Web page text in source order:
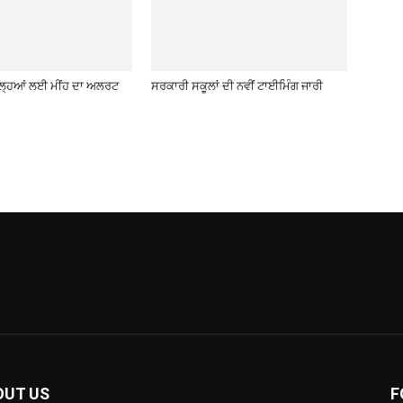
ਲਈ ਮੀਂਹ ਦਾ ਅਲਰਟ ਸਰਕਾਰੀ ਸਕੂਲਾਂ ਦੀ ਨਵੀਂ ਟਾਈਮਿੰਗ ਜਾਰੀ
US